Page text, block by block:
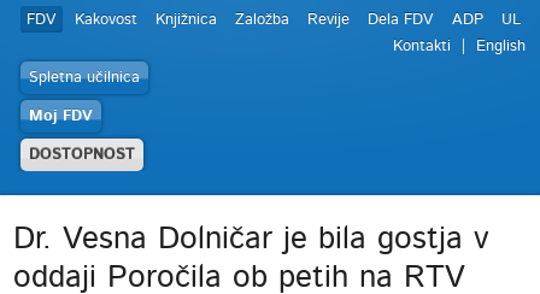
FDV Kakovost Knjižnica Založba Revije Dela FDV ADP
UL
Kontakti
English
Spletna učilnica
Moj FDV
DOSTOPNOST
Dr. Vesna Dolničar je bila gostja v
oddaji Poročila ob petih na RTV